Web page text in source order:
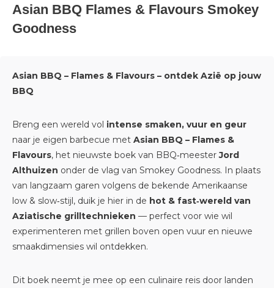
Asian BBQ Flames & Flavours Smokey
Goodness
Asian BBQ – Flames & Flavours – ontdek Azië op jouw
BBQ
Breng een wereld vol intense smaken, vuur en geur
naar je eigen barbecue met Asian BBQ – Flames &
Flavours, het nieuwste boek van BBQ‑meesterJord
Althuizen onder de vlag van Smokey Goodness. In plaats
van langzaam garen volgens de bekende Amerikaanse
low & slow‑stijl, duik je hier in de hot & fast‑wereld van
Aziatische grilltechnieken — perfect voor wie wil
experimenteren met grillen boven open vuur en nieuwe
smaakdimensies wil ontdekken.
Dit boek neemt je mee op een culinaire reis door landen